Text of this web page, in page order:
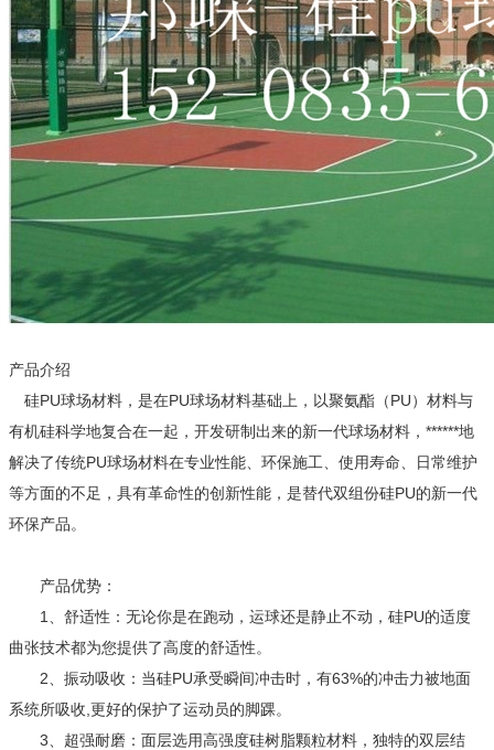
产品介绍
硅PU球场材料，是在PU球场材料基础上，以聚氨酯（PU）材料与
有机硅科学地复合在一起，开发研制出来的新一代球场材料，******地
解决了传统PU球场材料在专业性能、环保施工、使用寿命、日常维护
等方面的不足，具有革命性的创新性能，是替代双组份硅PU的新一代
环保产品。
产品优势：
1、舒适性：无论你是在跑动，运球还是静止不动，硅PU的适度
曲张技术都为您提供了高度的舒适性。
2、振动吸收：当硅PU承受瞬间冲击时，有63%的冲击力被地面
系统所吸收,更好的保护了运动员的脚踝。
3、超强耐磨：面层选用高强度硅树脂颗粒材料，独特的双层结